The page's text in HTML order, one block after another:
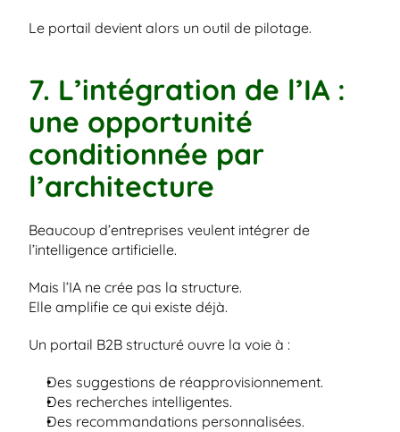
Le portail devient alors un outil de pilotage.
7. L’intégration de l’IA :
une opportunité
conditionnée par
l’architecture
Beaucoup d’entreprises veulent intégrer de
l’intelligence artificielle.
Mais l’IA ne crée pas la structure.
Elle amplifie ce qui existe déjà.
Un portail B2B structuré ouvre la voie à :
Des suggestions de réapprovisionnement.
Des recherches intelligentes.
Des recommandations personnalisées.